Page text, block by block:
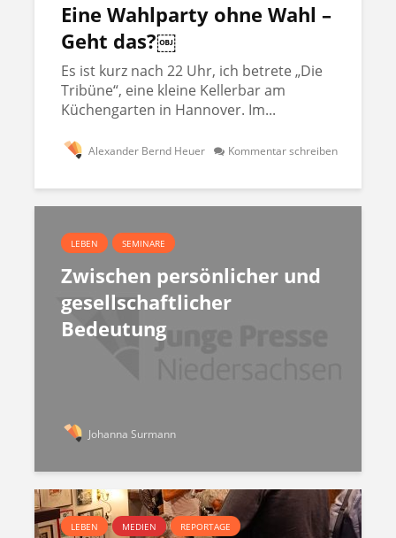
Eine Wahlparty ohne Wahl –
Geht das?￼
Es ist kurz nach 22 Uhr, ich betrete „Die
Tribüne“, eine kleine Kellerbar am
Küchengarten in Hannover. Im...
Alexander Bernd Heuer Kommentar schreiben
LEBEN SEMINARE
Zwischen persönlicher und
gesellschaftlicher
Bedeutung
Johanna Surmann
LEBEN MEDIEN REPORTAGE